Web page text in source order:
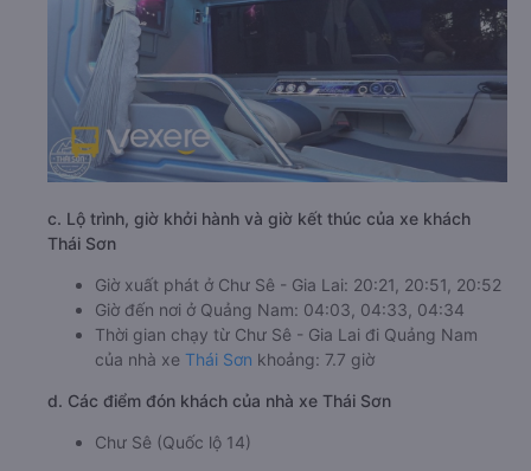
c. Lộ trình, giờ khởi hành và giờ kết thúc của xe khách
Thái Sơn
Giờ xuất phát ở Chư Sê - Gia Lai: 20:21, 20:51, 20:52
Giờ đến nơi ở Quảng Nam: 04:03, 04:33, 04:34
Thời gian chạy từ Chư Sê - Gia Lai đi Quảng Nam
của nhà xe Thái Sơn khoảng: 7.7 giờ
d. Các điểm đón khách của nhà xe Thái Sơn
Chư Sê (Quốc lộ 14)